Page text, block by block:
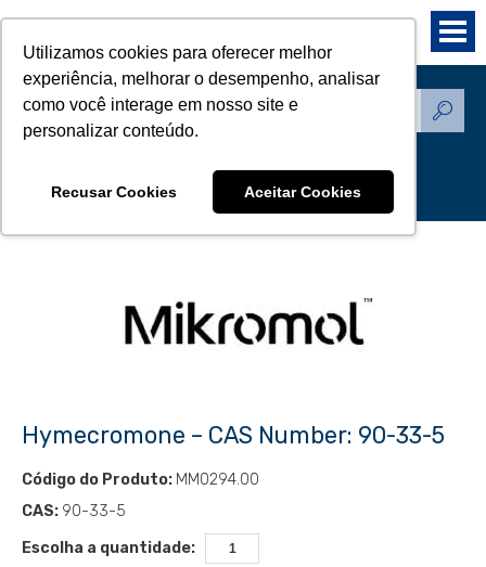
Utilizamos cookies para oferecer melhor
experiência, melhorar o desempenho, analisar
como você interage em nosso site e
personalizar conteúdo.
Recusar Cookies Aceitar Cookies
Produtos - Padrões de
Hymecromone – CAS Number: 90-33-5
Código do Produto: MM0294.00
CAS: 90-33-5
Escolha a quantidade: